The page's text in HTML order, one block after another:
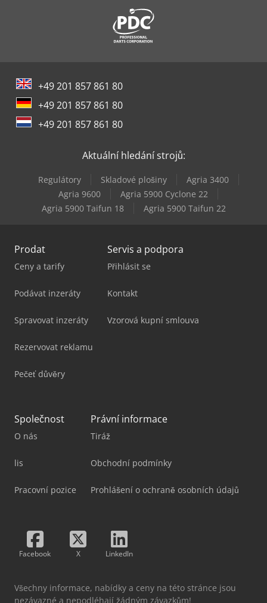
+49 201 857 861 80
+49 201 857 861 80
+49 201 857 861 80
Aktuální hledání strojů:
Regulátory Skladové plošiny
Agria 3400
Agria 9600
Agria 5900 Cyclone 22
Agria 5900 Taifun 18
Agria 5900 Taifun 22
Prodat
Ceny a tarify
Podávat inzeráty
Spravovat inzeráty
Rezervovat reklamu
Pečeť důvěry
Servis a podpora
Přihlásit se
Kontakt
Vzorová kupní smlouva
Společnost
O nás
lis
Pracovní pozice
Právní informace
Tiráž
Obchodní podmínky
Prohlášení o ochraně osobních údajů
Facebook X LinkedIn
Všechny informace, nabídky a ceny na této stránce jsou
nezávazné a nepodléhají žádným závazkům!